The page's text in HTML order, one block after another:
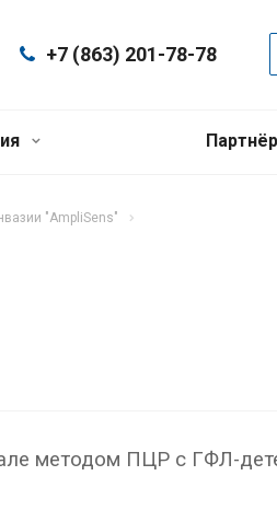
+7 (863) 201-78-78
"AmpliSens"
методом ПЦР с ГФЛ-